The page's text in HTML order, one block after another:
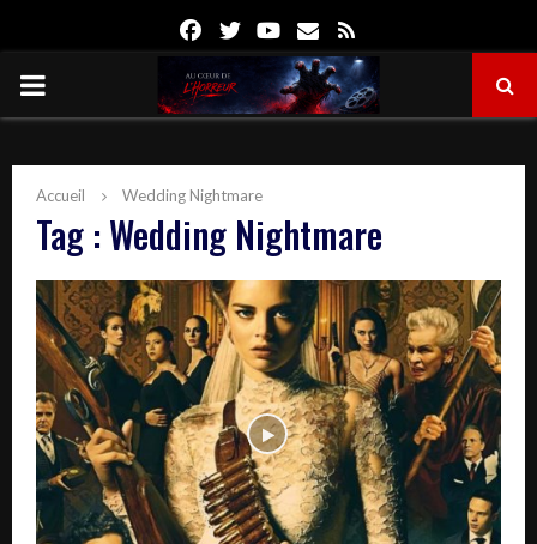
FacebookTwitterYoutube
Email
PRIMARY
Accueil Wedding Nightmare
Tag : Wedding Nightmare